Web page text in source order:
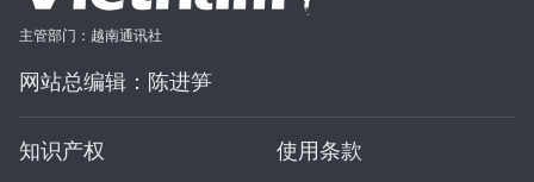
主管部门：越南通讯社
网站总编辑：陈进笋
知识产权
使用条款